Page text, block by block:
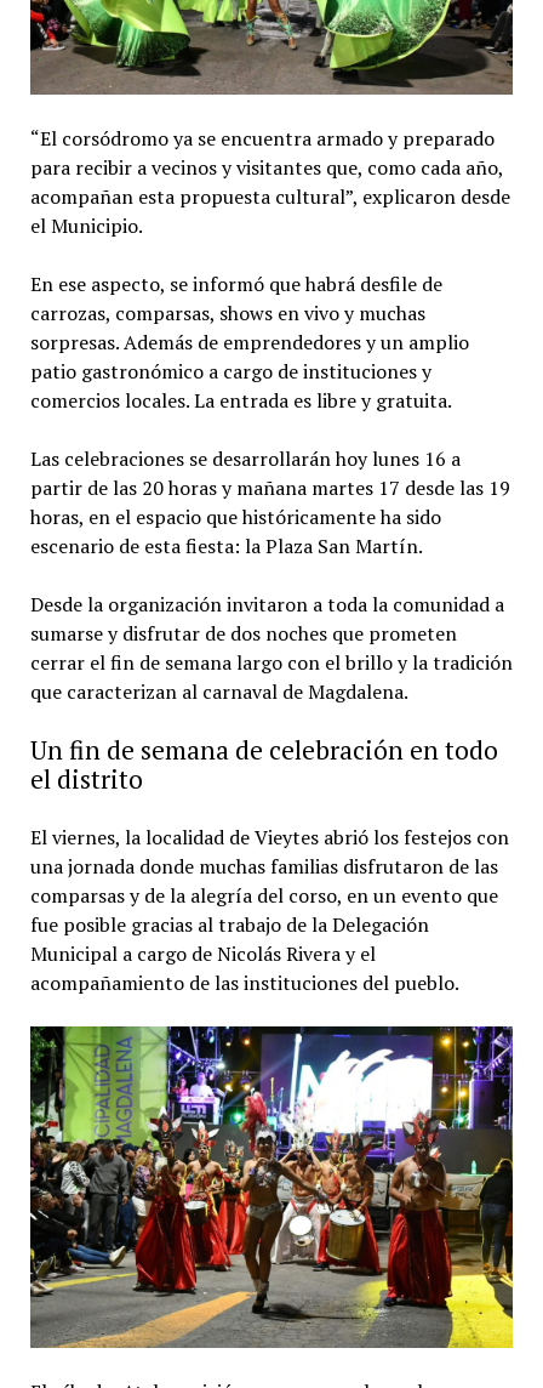
“El corsódromo ya se encuentra armado y preparado
para recibir a vecinos y visitantes que, como cada año,
acompañan esta propuesta cultural”, explicaron desde
el Municipio.
En ese aspecto, se informó que habrá desfile de
carrozas, comparsas, shows en vivo y muchas
sorpresas. Además de emprendedores y un amplio
patio gastronómico a cargo de instituciones y
comercios locales. La entrada es libre y gratuita.
Las celebraciones se desarrollarán hoy lunes 16 a
partir de las 20 horas y mañana martes 17 desde las 19
horas, en el espacio que históricamente ha sido
escenario de esta fiesta: la Plaza San Martín.
Desde la organización invitaron a toda la comunidad a
sumarse y disfrutar de dos noches que prometen
cerrar el fin de semana largo con el brillo y la tradición
que caracterizan al carnaval de Magdalena.
Un fin de semana de celebración en todo
el distrito
El viernes, la localidad de Vieytes abrió los festejos con
una jornada donde muchas familias disfrutaron de las
comparsas y de la alegría del corso, en un evento que
fue posible gracias al trabajo de la Delegación
Municipal a cargo de Nicolás Rivera y el
acompañamiento de las instituciones del pueblo.